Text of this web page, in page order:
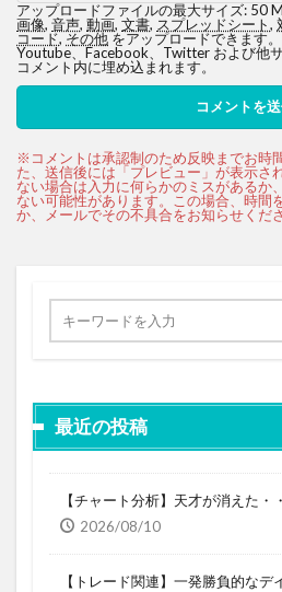
アップロードファイルの最大サイズ: 50
画像, 音声, 動画, 文書, スプレッドシート,
コード,その他をアップロードできます。
Youtube、Facebook、Twitter および他
コメント内に埋め込まれます。
最近の投稿
【チャート分析】天才が消えた・
2026/08/10
【トレード関連】一発勝負的な